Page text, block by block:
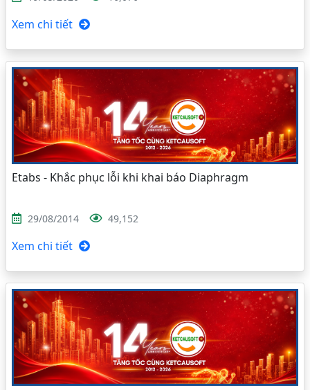
Xem chi tiết
Etabs - Khắc phục lỗi khi khai báo Diaphragm
29/08/2014 49,152
Xem chi tiết